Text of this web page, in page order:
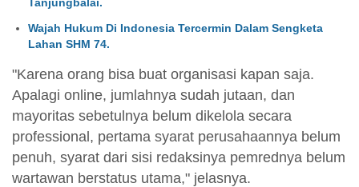
Wajah Hukum Di Indonesia Tercermin Dalam Sengketa
Lahan SHM 74.
"Karena orang bisa buat organisasi kapan saja.
Apalagi online, jumlahnya sudah jutaan, dan
mayoritas sebetulnya belum dikelola secara
professional, pertama syarat perusahaannya belum
penuh, syarat dari sisi redaksinya pemrednya belum
wartawan berstatus utama," jelasnya.